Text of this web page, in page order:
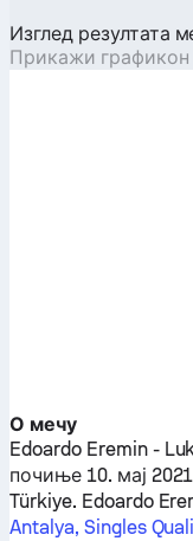
Изглед резултата
Прикажи графикон
О мечу
Edoardo Eremin-
почиње 10. мај
Türkiye. Edoardo
Antalya, Singles